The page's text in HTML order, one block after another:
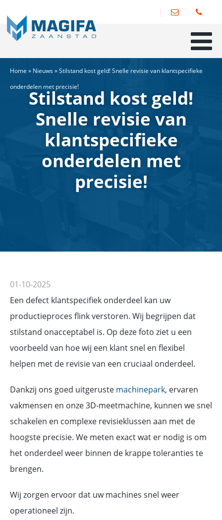
Home» Nieuws»Stilstand kost geld! Snelle revisie van klantspecifieke
onderdelen met precisie!
Stilstand kost geld!
Snelle revisie van
klantspecifieke
onderdelen met
precisie!
01-10-2025
Een defect klantspecifiek onderdeel kan uw
productieproces flink verstoren. Wij begrijpen dat
stilstand onacceptabel is. Op deze foto ziet u een
voorbeeld van hoe wij een klant snel en flexibel
helpen met de revisie van een cruciaal onderdeel.
Dankzij ons goed uitgeruste machinepark, ervaren
vakmensen en onze 3D-meetmachine, kunnen we snel
schakelen en complexe revisieklussen aan met de
hoogste precisie. We meten exact wat er nodig is om
het onderdeel weer binnen de krappe toleranties te
brengen.
Wij zorgen ervoor dat uw machines snel weer
operationeel zijn.